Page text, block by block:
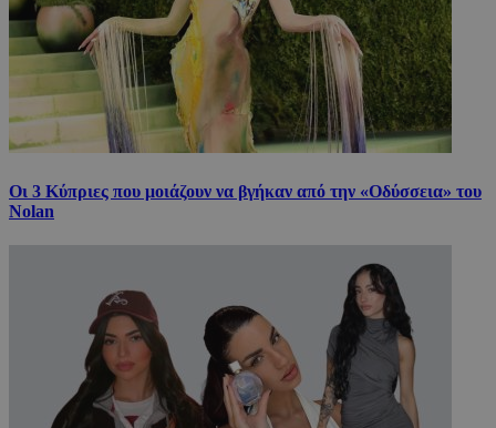
Οι 3 Κύπριες που μοιάζουν να βγήκαν από την «Οδύσσεια» του
Nolan